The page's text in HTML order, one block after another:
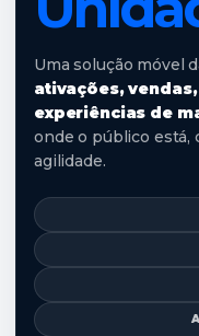
Uma solução móvel
ativações,
experiências de
onde o público está,
agilidade.